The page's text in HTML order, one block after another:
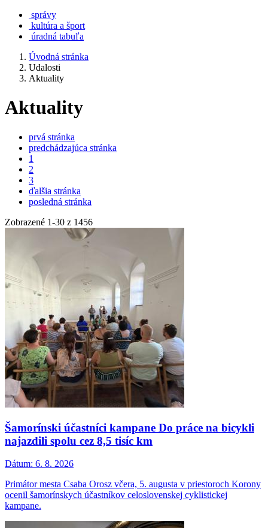
správy
kultúra a šport
úradná tabuľa
Úvodná stránka
Udalosti
Aktuality
Aktuality
prvá stránka
predchádzajúca stránka
1
2
3
ďalšia stránka
posledná stránka
Zobrazené 1-30 z 1456
Šamorínski účastníci kampane Do práce na bicykli
najazdili spolu cez 8,5 tisíc km
Dátum: 6. 8. 2026
Primátor mesta Csaba Orosz včera, 5. augusta v priestoroch Korony
ocenil šamorínskych účastníkov celoslovenskej cyklistickej
kampane.